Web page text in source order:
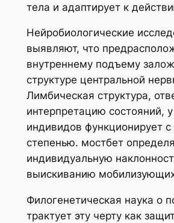
тела и адаптирует к
Нейробиологические
выявляют, что
внутреннему подъему
структуре центральной
Лимбическая структура,
интерпретацию состояний,
индивидов функционирует с
степенью. мостбет
индивидуальную
выискиванию
Филогенетическая наука о
трактует эту черту как